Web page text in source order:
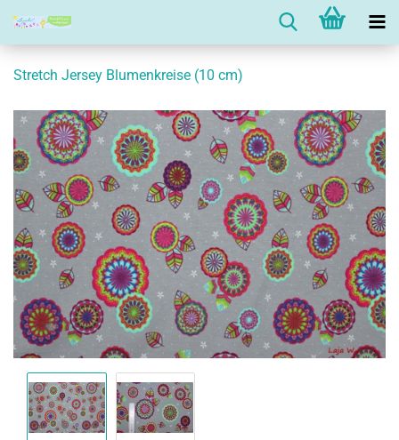
Stretch Jersey Blumenkreise (10 cm)